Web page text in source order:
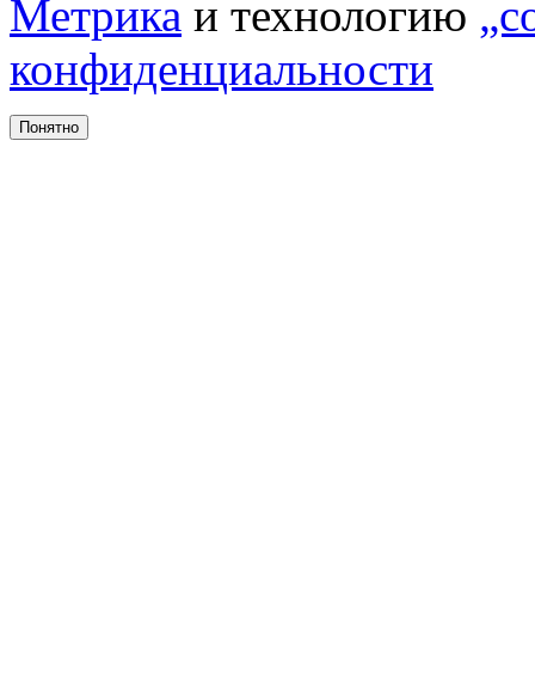
Метрика и технологию
конфиденциальности
Понятно